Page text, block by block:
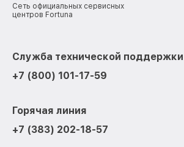
Сеть официальных сервисных
центров Fortuna
Служба технической поддержки
+7 (800) 101-17-59
Горячая линия
+7 (383) 202-18-57